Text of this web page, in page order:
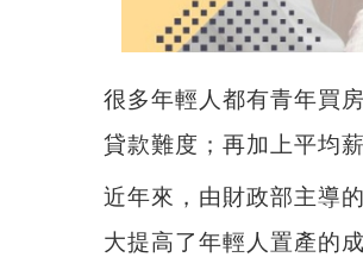
很多年輕人都有青年買
貸款難度；再加上平均
近年來，由財政部主導
大提高了年輕人置產的